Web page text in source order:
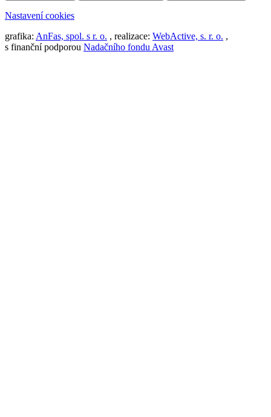
Nastavení cookies
grafika: AnFas, spol. s r. o. , realizace: WebActive, s. r. o. ,
s finanční podporou Nadačního fondu Avast